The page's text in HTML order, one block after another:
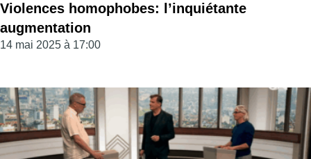
Violences homophobes: l’inquiétante
augmentation
14 mai 2025 à 17:00